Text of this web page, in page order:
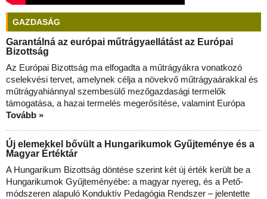
GAZDASÁG
Garantálná az európai műtrágyaellátást az Európai
Bizottság
Az Európai Bizottság ma elfogadta a műtrágyákra vonatkozó
cselekvési tervet, amelynek célja a növekvő műtrágyaárakkal és
műtrágyahiánnyal szembesülő mezőgazdasági termelők
támogatása, a hazai termelés megerősítése, valamint Európa
Tovább »
Új elemekkel bővült a Hungarikumok Gyűjteménye és a
Magyar Értéktár
A Hungarikum Bizottság döntése szerint két új érték került be a
Hungarikumok Gyűjteményébe: a magyar nyereg, és a Pető-
módszeren alapuló Konduktív Pedagógia Rendszer – jelentette